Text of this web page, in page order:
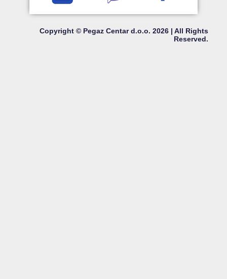
Copyright © Pegaz Centar d.o.o. 2026 | All Rights
Reserved.